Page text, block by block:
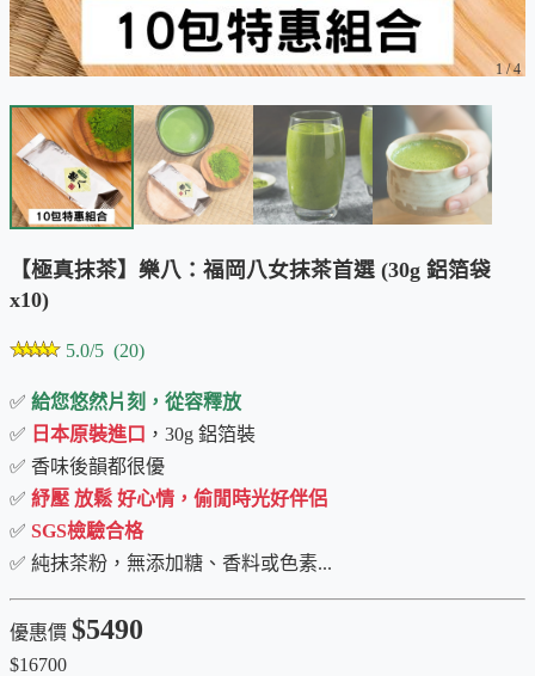
1 /4
【極真抹茶】樂八：福岡八女抹茶首選 (30g 鋁箔袋
x10)
5.0/5 (20)
✅ 給您悠然片刻，從容釋放
✅ 日本原裝進口 ，30g 鋁箔裝
✅ 香味後韻都很優
✅ 紓壓 放鬆 好心情，偷閒時光好伴侶
✅ SGS檢驗合格
✅ 純抹茶粉，無添加糖、香料或色素...
優惠價 $5490
$16700